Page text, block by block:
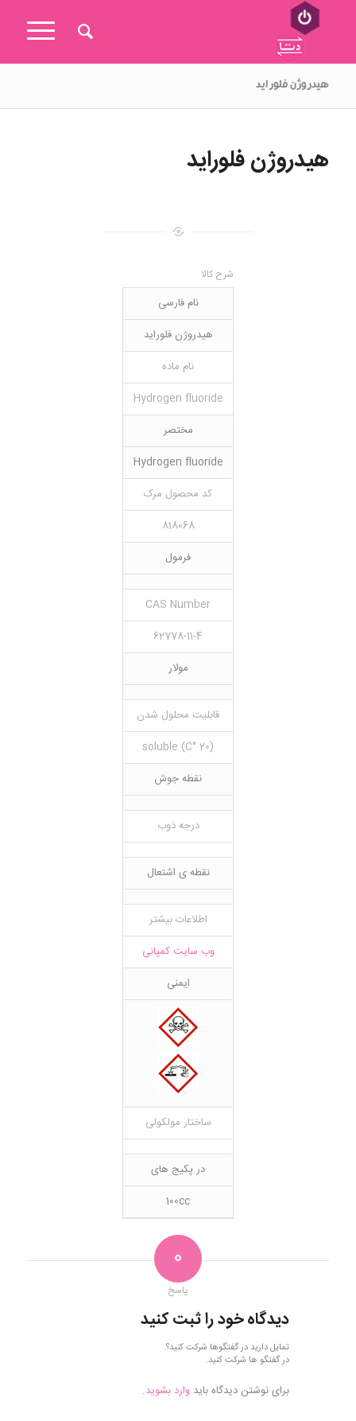
هیدروژن فلوراید
هیدروژن فلوراید
شرح کالا
نام فارسی
هیدروژن فلوراید
نام ماده
Hydrogen fluoride
مختصر
Hydrogen fluoride
کد محصول مرک
818068
فرمول
CAS Number
62778-11-4
مولار
قابلیت محلول شدن
(20 °C) soluble
نقطه جوش
درجه ذوب
نقطه ی اشتعال
اطلاعات بیشتر
وب سایت کمپانی
ایمنی
ساختار مولکولی
در پکیج های
100cc
0
پاسخ
دیدگاه خود را ثبت کنید
تمایل دارید در گفتگوها شرکت کنید؟
در گفتگو ها شرکت کنید.
برای نوشتن دیدگاه باید وارد بشوید.